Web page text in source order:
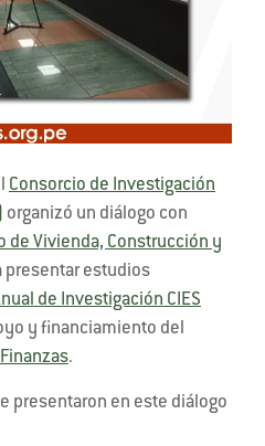
Consorcio de Investigación
organizó un diálogo con
de Vivienda, Construcción y
presentar estudios
de Investigación CIES
y financiamiento del
.
presentaron en este diálogo